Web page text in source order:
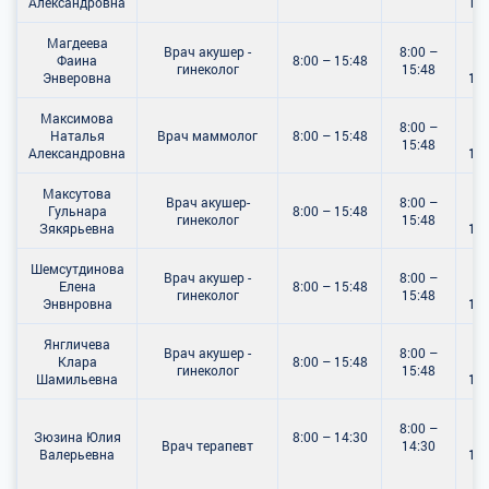
Магдеева
Фаина
Энверовна
Врач акушер -
гинеколог
8:00 – 15:48
8:00 –
15:48
Максимова
Наталья
Александровна
Врач маммолог 8:00 – 15:48
8:00 –
15:48
Максутова
Гульнара
Зякярьевна
Врач акушер-
гинеколог
8:00 – 15:48
8:00 –
15:48
Шемсутдинова
Елена
Энвнровна
Врач акушер -
гинеколог
8:00 – 15:48
8:00 –
15:48
Янгличева
Клара
Шамильевна
Врач акушер -
гинеколог
8:00 – 15:48
8:00 –
15:48
Зюзина Юлия
Валерьевна
Врач терапевт 8:00 – 14:30
8:00 –
14:30